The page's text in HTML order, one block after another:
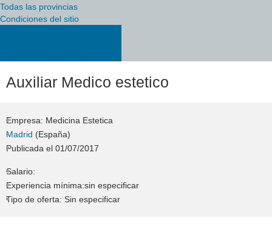
Todas las provincias
Condiciones del sitio
Auxiliar Medico estetico
Empresa: Medicina Estetica
Madrid (España)
Publicada el 01/07/2017
Salario:
Experiencia mínima:sin especificar
Tipo de oferta: Sin especificar